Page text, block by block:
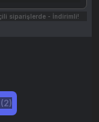
siparişlerde - İndirimli!